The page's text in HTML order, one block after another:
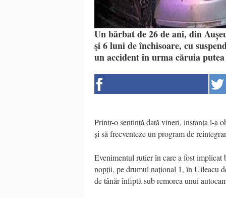
Un bărbat de 26 de ani, din
şi 6 luni de închisoare, cu
un accident în urma căruia
Printr-o sentință dată vineri, instanța l-a
și să frecventeze un program de
Evenimentul rutier în care a fost implicat
nopții, pe drumul național 1, în Uileacu
de tânăr înfiptă sub remorca unui